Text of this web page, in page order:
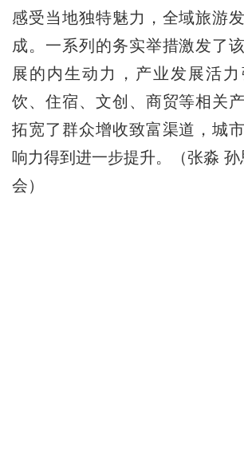
感受当地独特魅力，全域旅游
成。一系列的务实举措激发了
展的内生动力，产业发展活
饮、住宿、文创、商贸等相关
拓宽了群众增收致富渠道，城
响力得到进一步提升。（张淼
会）